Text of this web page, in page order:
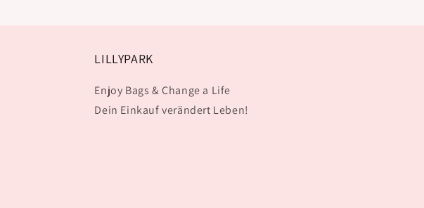
LILLYPARK
Enjoy Bags & Change a Life
Dein Einkauf verändert Leben!